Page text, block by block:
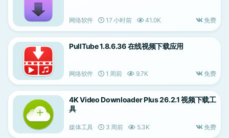
网络软件 17 小时前 41.0K 免费
PullTube 1.8.6.36 在线视频下载应用
网络软件 1 周前 9.7K 免费
4K Video Downloader Plus 26.2.1 视频下载工
具
媒体工具 3 周前 5.3K 免费